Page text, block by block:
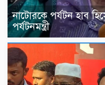
নাটোরকে পর্যটন হাব
পর্যটনমন্ত্রী